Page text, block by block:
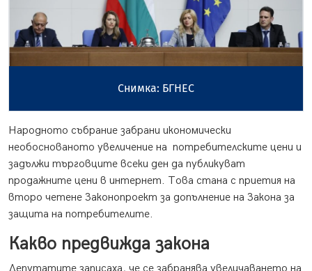
Снимка: БГНЕС
Народното събрание забрани икономически
необоснованото увеличение на потребителските цени и
задължи търговците всеки ден да публикуват
продажните цени в интернет. Това стана с приетия на
второ четене Законопроект за допълнение на Закона за
защита на потребителите.
Какво предвижда закона